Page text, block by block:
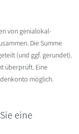
von genialokal-
Die Summe
(und ggf. gerundet).
überprüft. Eine
möglich.
eine